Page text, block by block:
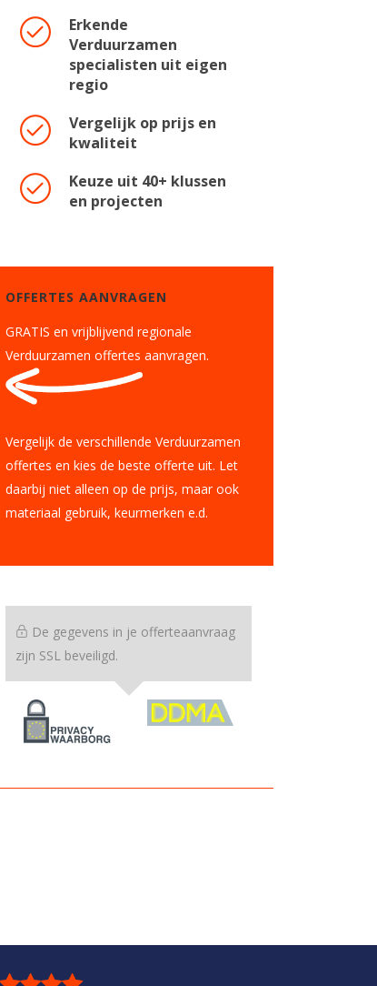
Erkende
Verduurzamen
specialisten uit eigen
regio
Vergelijk op prijs en
kwaliteit
Keuze uit 40+ klussen
en projecten
OFFERTES AANVRAGEN
GRATIS en vrijblijvend regionale
Verduurzamen offertes aanvragen.
Vergelijk de verschillende Verduurzamen
offertes en kies de beste offerte uit. Let
daarbij niet alleen op de prijs, maar ook
materiaal gebruik, keurmerken e.d.
De gegevens in je offerteaanvraag
zijn SSL beveiligd.